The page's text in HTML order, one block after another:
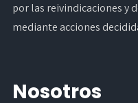
por las reivindicaciones y
mediante acciones
Nosotros